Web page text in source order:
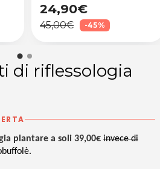
24,90€
45,00€ -45%
di riflessologia
plantare a soli 39,00€ invece di